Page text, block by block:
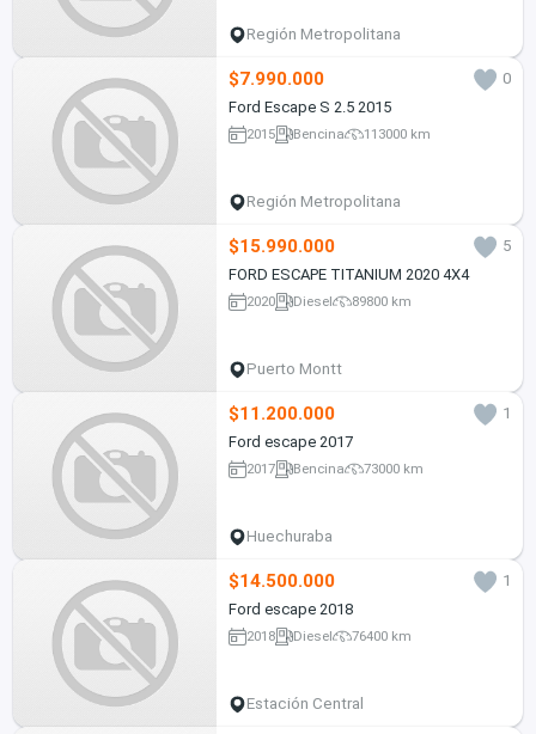
Región Metropolitana
$7.990.000
0
Ford Escape S 2.5 2015
2015 Bencina 113000 km
Región Metropolitana
$15.990.000
5
FORD ESCAPE TITANIUM 2020 4X4
2020 Diesel 89800 km
Puerto Montt
$11.200.000
1
Ford escape 2017
2017 Bencina 73000 km
Huechuraba
$14.500.000
1
Ford escape 2018
2018 Diesel 76400 km
Estación Central